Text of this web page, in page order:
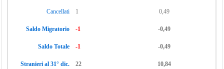
Cancellati 1 0,49
Saldo Migratorio -1 -0,49
Saldo Totale -1 -0,49
Stranieri al 31° dic. 22 10,84